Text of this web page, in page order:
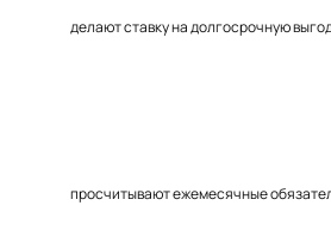
делают ставку на долгосрочную
просчитывают ежемесячные